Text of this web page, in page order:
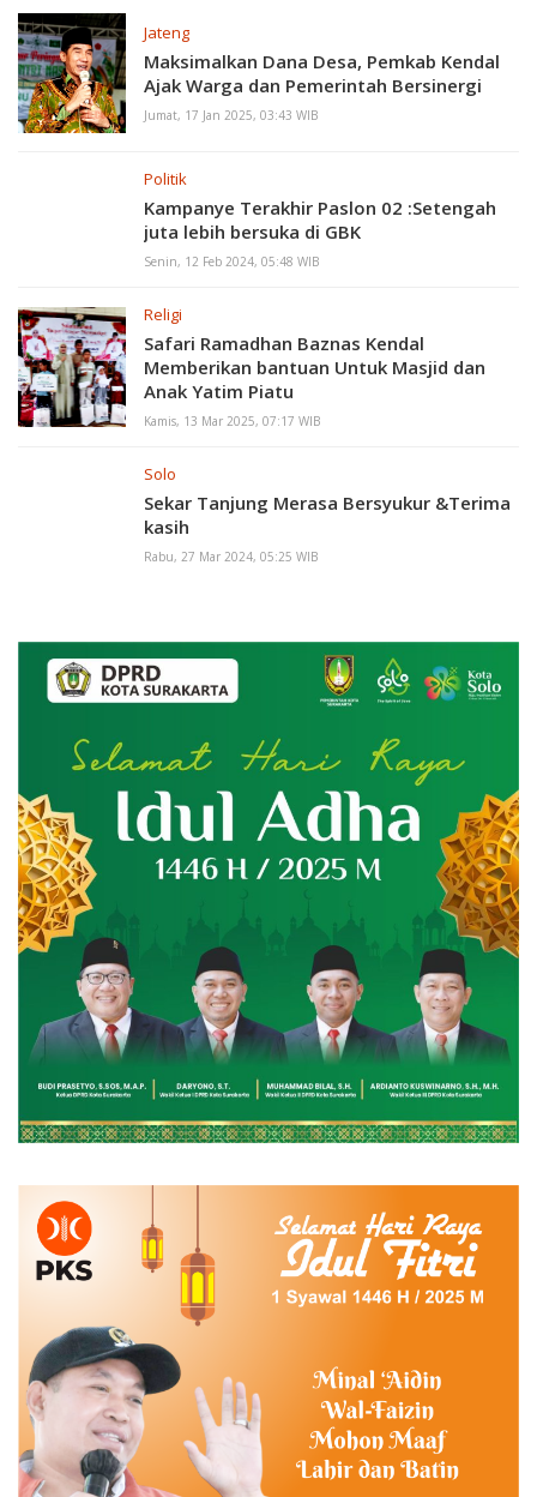
Jateng
Maksimalkan Dana Desa, Pemkab Kendal
Ajak Warga dan Pemerintah Bersinergi
Jumat, 17 Jan 2025, 03:43 WIB
Politik
Kampanye Terakhir Paslon 02 :Setengah
juta lebih bersuka di GBK
Senin, 12 Feb 2024, 05:48 WIB
Religi
Safari Ramadhan Baznas Kendal
Memberikan bantuan Untuk Masjid dan
Anak Yatim Piatu
Kamis, 13 Mar 2025, 07:17 WIB
Solo
Sekar Tanjung Merasa Bersyukur &Terima
kasih
Rabu, 27 Mar 2024, 05:25 WIB